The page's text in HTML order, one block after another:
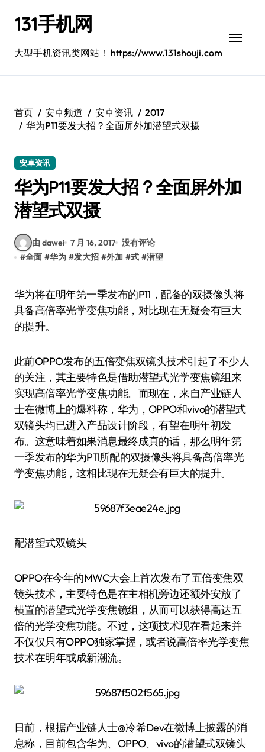
131手机网
大型手机资讯类网站！ https://www.131shouji.com
首页 安卓频道 安卓资讯
2017
华为P11要发大招？全面屏外加潜望式双摄
安卓资讯
华为P11要发大招？全面屏外加
潜望式双摄
由 dawei 7 月 16, 2017 没有评论
#全面 #华为 #发大招 #外加 #式 #潜望
华为将在明年第一季发布的P11，配备的双摄像头将
具备高倍率光学变焦功能，对比现在无疑会有巨大
的提升。
此前OPPO发布的五倍变焦双镜头技术引起了不少人
的关注，其主要特色是借助潜望式光学变焦镜组来
实现高倍率光学变焦功能。而现在，来自产业链人
士在微博上的爆料称，华为，OPPO和vivo的潜望式
双镜头均已进入产品设计阶段，有望在明年初发
布。这意味着如果消息最终成真的话，那么明年第
一季发布的华为P11所配的双摄像头将具备高倍率光
学变焦功能，这相比现在无疑会有巨大的提升。
配潜望式双镜头
OPPO在今年的MWC大会上首次发布了五倍变焦双
镜头技术，主要特色是在主相机旁边还额外安放了
横置的潜望式光学变焦镜组，从而可以获得高达五
倍的光学变焦功能。不过，这项技术现在看起来并
不仅仅只有OPPO独家掌握，或者说高倍率光学变焦
技术在明年或成新潮流。
日前，根据产业链人士@冷希Dev在微博上披露的消
息称，目前包含华为、OPPO、vivo的潜望式双镜头